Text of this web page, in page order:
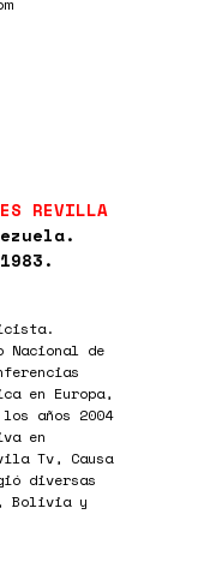
REVILLA
Nacional de
en Europa,
años 2004
en
Tv, Causa
diversas
Bolivia y